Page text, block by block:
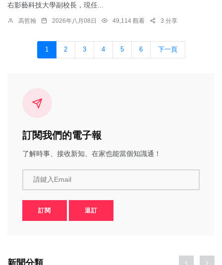
右影藝科技大學副校長，現任...
高哲翰 2026年八月08日 49,114 觀看 3 分享
1 2 3 4 5 6 下一頁
訂閱我們的電子報
了解時事、接收新知、在家也能當個知識通！
請鍵入Email
訂閱 退訂
新聞分類